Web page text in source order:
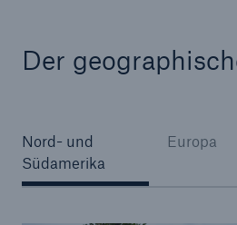
Der
Nord- und
Südamerika
Europa